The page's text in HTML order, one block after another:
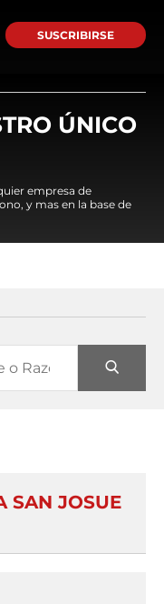
SUSCRIBIRSE
ÚNICO
empresa de
y mas en la base de
SAN JOSUE